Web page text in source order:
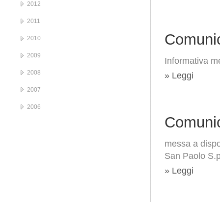
Informativa
» Leggi
messa a
San Paolo
» Leggi
2012
2011
2010
2009
2008
2007
2006